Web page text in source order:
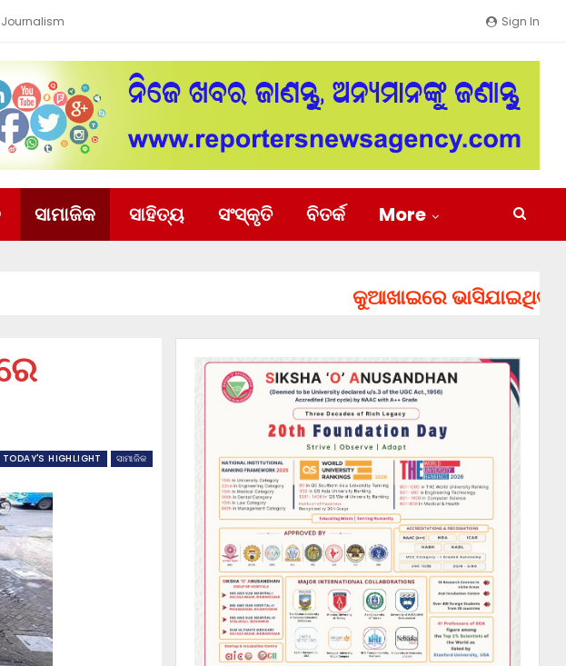
Sign In
ସାମାଜିକ ସାହିତ୍ୟ ସଂସ୍କୃତି ବିତର୍କ More
କୁଆଖାଇରେ ଭାସିଯାଇଥିବା ୨
TODAY'S HIGHLIGHT ସାମାଜିକ